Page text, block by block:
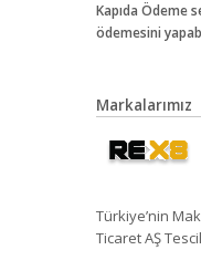
Kapıda Ödeme
ödemesini
Markalarımız
Türkiye’nin
Ticaret AŞ